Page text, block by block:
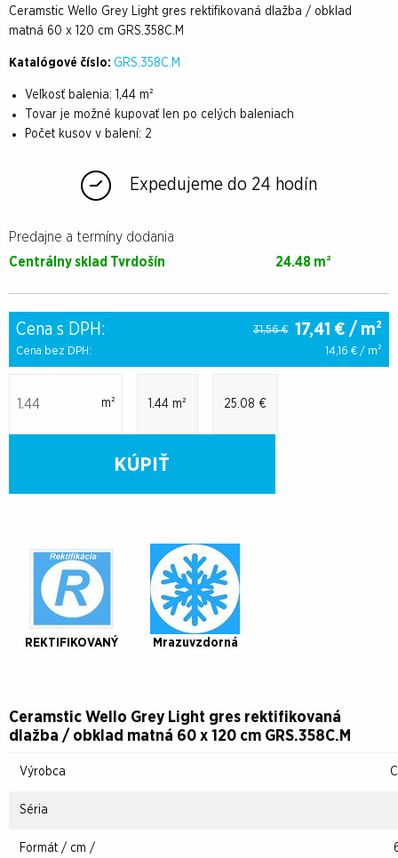
Ceramstic Wello Grey Light gres rektifikovaná dlažba / obklad
matná 60 x 120 cm GRS.358C.M
Katalógové číslo: GRS.358C.M
Veľkosť balenia:
1,44 m²
Tovar je možné kupovať len po celých baleniach
Počet kusov v balení: 2
Expedujeme do 24 hodín
Predajne a termíny dodania
Centrálny sklad Tvrdošín 24.48 m²
Cena s DPH: 17,41 € / m²
31,56 €
Cena bez DPH:
14,16 € / m²
m² 1.44 m² 25.08 €
KÚPIŤ
REKTIFIKOVANÝ Mrazuvzdorná
Ceramstic Wello Grey Light gres rektifikovaná
dlažba / obklad matná 60 x 120 cm GRS.358C.M
Výrobca
Séria
Formát / cm /